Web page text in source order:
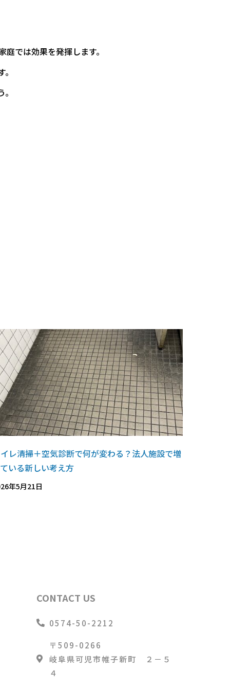
では効果を発揮します。
レ清掃＋空気診断で何が変わる？法人施設で増
いる新しい考え方
年5月21日
CONTACT US
0574-50-2212
〒509-0266
岐阜県可児市帷子新町 ２－５
４